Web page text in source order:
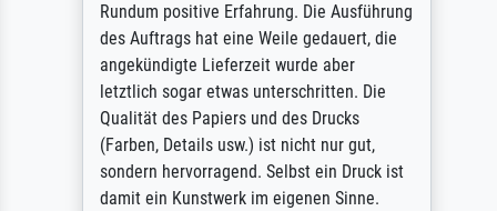
Rundum positive Erfahrung. Die Ausführung
des Auftrags hat eine Weile gedauert, die
angekündigte Lieferzeit wurde aber
letztlich sogar etwas unterschritten. Die
Qualität des Papiers und des Drucks
(Farben, Details usw.) ist nicht nur gut,
sondern hervorragend. Selbst ein Druck ist
damit ein Kunstwerk im eigenen Sinne.